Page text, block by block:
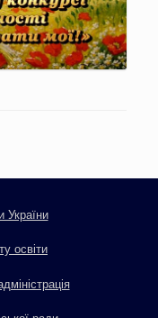
України
освіти